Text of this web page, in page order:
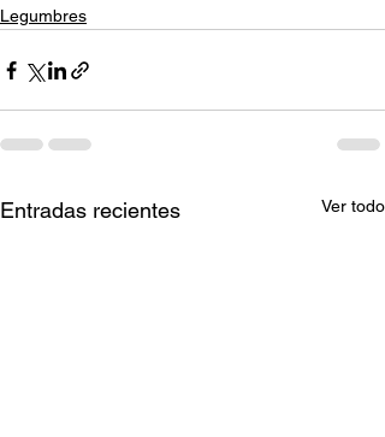
Legumbres
Entradas recientes Ver todo